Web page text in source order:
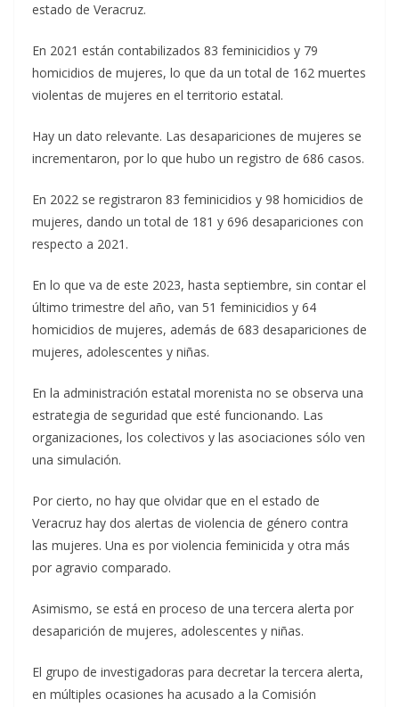
estado de Veracruz.
En 2021 están contabilizados 83 feminicidios y 79
homicidios de mujeres, lo que da un total de 162 muertes
violentas de mujeres en el territorio estatal.
Hay un dato relevante. Las desapariciones de mujeres se
incrementaron, por lo que hubo un registro de 686 casos.
En 2022 se registraron 83 feminicidios y 98 homicidios de
mujeres, dando un total de 181 y 696 desapariciones con
respecto a 2021.
En lo que va de este 2023, hasta septiembre, sin contar el
último trimestre del año, van 51 feminicidios y 64
homicidios de mujeres, además de 683 desapariciones de
mujeres, adolescentes y niñas.
En la administración estatal morenista no se observa una
estrategia de seguridad que esté funcionando. Las
organizaciones, los colectivos y las asociaciones sólo ven
una simulación.
Por cierto, no hay que olvidar que en el estado de
Veracruz hay dos alertas de violencia de género contra
las mujeres. Una es por violencia feminicida y otra más
por agravio comparado.
Asimismo, se está en proceso de una tercera alerta por
desaparición de mujeres, adolescentes y niñas.
El grupo de investigadoras para decretar la tercera alerta,
en múltiples ocasiones ha acusado a la Comisión